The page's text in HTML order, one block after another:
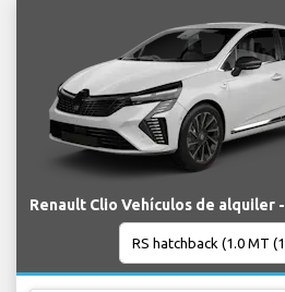
Renault Clio Vehículos de alquiler